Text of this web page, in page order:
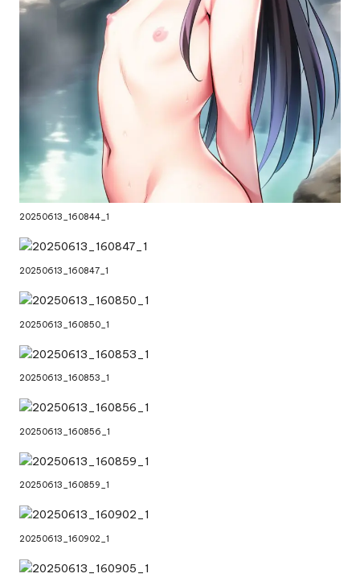
20250613_160844_1
20250613_160847_1
20250613_160850_1
20250613_160853_1
20250613_160856_1
20250613_160859_1
20250613_160902_1